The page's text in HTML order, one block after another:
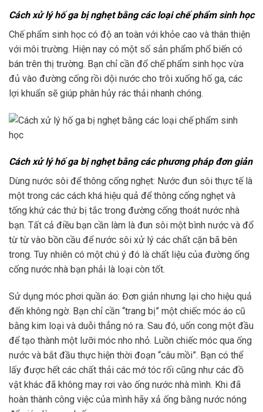
Cách xử lý hố ga bị nghẹt bằng các loại chế phẩm sinh học
Chế phẩm sinh học có độ an toàn với khỏe cao và thân thiện
với môi trường. Hiện nay có một số sản phẩm phổ biến có
bán trên thị trường. Bạn chỉ cần đổ chế phẩm sinh học vừa
đủ vào đường cống rồi dội nước cho trôi xuống hố ga, các
lợi khuẩn sẽ giúp phân hủy rác thải nhanh chóng.
Cách xử lý hố ga bị nghẹt bằng các phương pháp đơn giản
Dùng nước sôi để thông cống nghẹt: Nước đun sôi thực tế là
một trong các cách khá hiệu quả để thông cống nghẹt và
tống khứ các thứ bị tắc trong đường cống thoát nước nhà
bạn. Tất cả điều bạn cần làm là đun sôi một bình nước và đổ
từ từ vào bồn cầu để nước sôi xử lý các chất cặn bã bên
trong. Tuy nhiên có một chú ý đó là chất liệu của đường ống
cống nước nhà bạn phải là loại còn tốt.
Sử dụng móc phơi quần áo: Đơn giản nhưng lại cho hiệu quả
đến không ngờ. Bạn chỉ cần “trang bị” một chiếc móc áo cũ
bằng kim loại và duỗi thẳng nó ra. Sau đó, uốn cong một đầu
để tạo thành một lưỡi móc nho nhỏ. Luồn chiếc móc qua ống
nước và bắt đầu thực hiện thời đoạn “câu mồi”. Bạn có thể
lấy được hết các chất thải các mớ tóc rối cũng như các đồ
vật khác đã không may rơi vào ống nước nhà mình. Khi đã
hoàn thành công việc của mình hãy xả ống bằng nước nóng